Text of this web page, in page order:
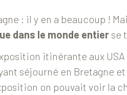
: il y en a beaucoup !
dans le monde entier se
itinérante aux
séjourné en Bretagne
on pouvait voir la